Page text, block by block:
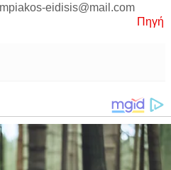
eidisis@mail.com
Πηγή